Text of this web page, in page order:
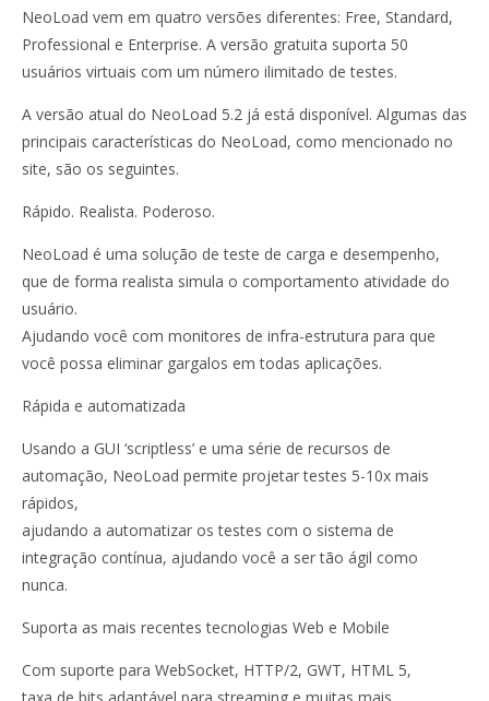
NeoLoad vem em quatro versões diferentes: Free, Standard,
Professional e Enterprise. A versão gratuita suporta 50
usuários virtuais com um número ilimitado de testes.
A versão atual do NeoLoad 5.2 já está disponível. Algumas das
principais características do NeoLoad, como mencionado no
site, são os seguintes.
Rápido. Realista. Poderoso.
NeoLoad é uma solução de teste de carga e desempenho,
que de forma realista simula o comportamento atividade do
usuário.
Ajudando você com monitores de infra-estrutura para que
você possa eliminar gargalos em todas aplicações.
Rápida e automatizada
Usando a GUI ‘scriptless’ e uma série de recursos de
automação, NeoLoad permite projetar testes 5-10x mais
rápidos,
ajudando a automatizar os testes com o sistema de
integração contínua, ajudando você a ser tão ágil como
nunca.
Suporta as mais recentes tecnologias Web e Mobile
Com suporte para WebSocket, HTTP/2, GWT, HTML 5,
taxa de bits adaptável para streaming e muitas mais